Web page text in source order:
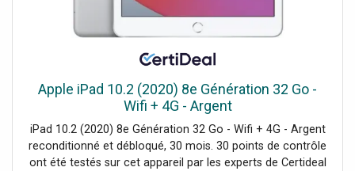
Apple iPad 10.2 (2020) 8e Génération 32 Go -
Wifi + 4G - Argent
iPad 10.2 (2020) 8e Génération 32 Go - Wifi + 4G - Argent
reconditionné et débloqué, 30 mois. 30 points de contrôle
ont été testés sur cet appareil par les experts de Certideal